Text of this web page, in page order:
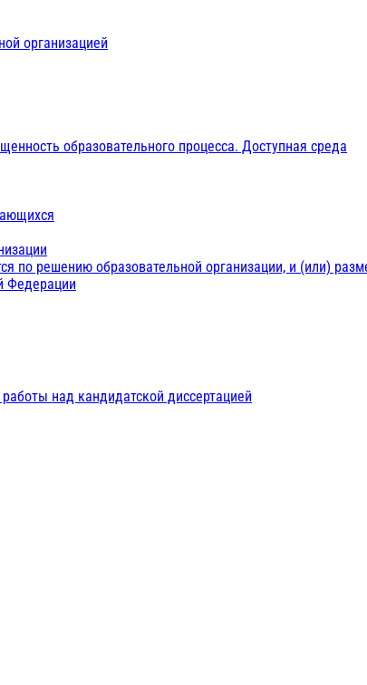
организацией
образовательного процесса. Доступная среда
по решению образовательной организации, и (или)
Федерации
над кандидатской диссертацией